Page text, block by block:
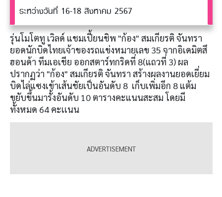
ระหว่างวันที่ 16-18 สิงหาคม 2567
รุ่นโมโตทู เวิลด์ แชมเปี้ยนชิพ "ก้อง" สมเกียรติ จันทรา
ยอดนักบิดไทยเจ้าของรถแข่งหมายเลข 35 จากอิเดมิตสึ
ฮอนด้า ทีมเอเชีย ออกสตาร์ทกริดที่ 8(แถวที่ 3) ผล
ปรากฏว่า "ก้อง" สมเกียรติ จันทรา สร้างผลงานยอดเยี่ยม
บิดไล่แซงเข้าเส้นชัยเป็นอันดับ 8 เก็บเพิ่มอีก 8 แต้ม
ขยับขึ้นมารั้งอันดับ 10 ตารางคะแนนสะสม โดยมี
ทั้งหมด 64 คะเเนน